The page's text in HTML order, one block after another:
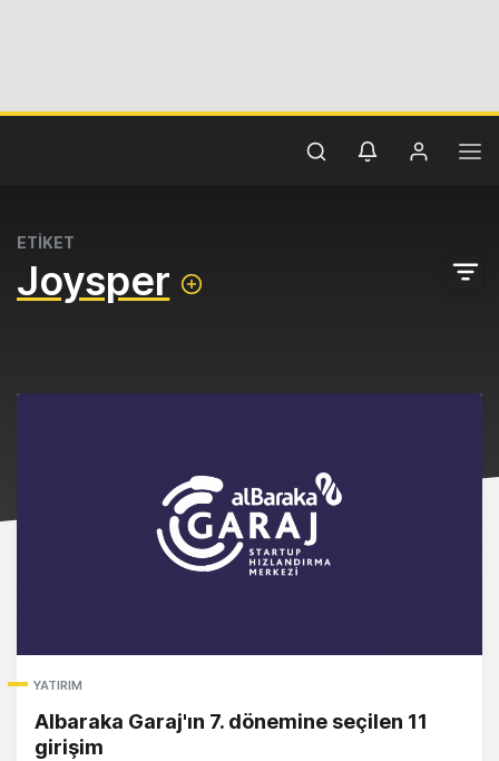
ETİKET
Joysper
YATIRIM
Albaraka Garaj'ın 7. dönemine seçilen 11
girişim